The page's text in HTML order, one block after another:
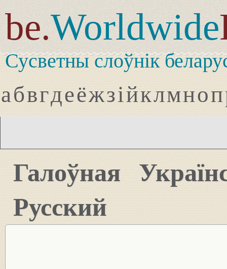
be.Worldwide
Сусветны слоўнік
абвгдеёжзійклмноп
Галоўная
Русский